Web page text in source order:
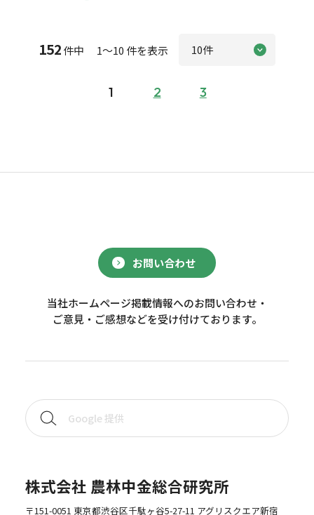
152件中 1～10 件を表示
1 2 3
お問い合わせ
当社ホームページ掲載情報へのお問い合わせ・
ご意見・ご感想などを受け付けております。
株式会社 農林中金総合研究所
〒151-0051 東京都渋谷区千駄ヶ谷5-27-11 アグリスクエア新宿